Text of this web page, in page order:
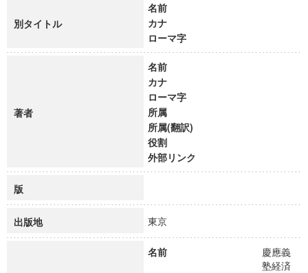
別タイトル
名前
カナ
ローマ字
著者
名前
カナ
ローマ字
所属
所属(翻訳)
役割
外部リンク
版
出版地 東京
名前
慶應義
塾経済